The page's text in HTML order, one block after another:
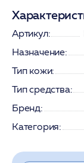
Артикул:
Назначение:
Тип кожи:
Тип средства:
Бренд:
Категория: